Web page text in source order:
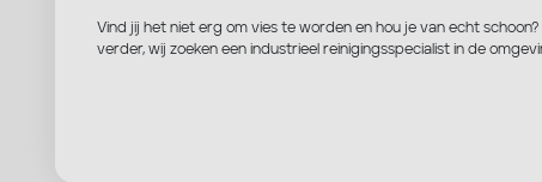
Vind jij het niet erg om vies te worden en hou je van echt
verder, wij zoeken een industrieel reinigingsspecialist in de